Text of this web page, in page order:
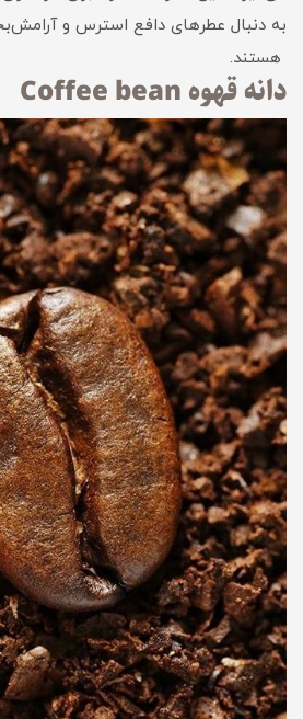
به دنبال عطرهای دافع استرس و
هستند.
دانه قهوه Coffee bean